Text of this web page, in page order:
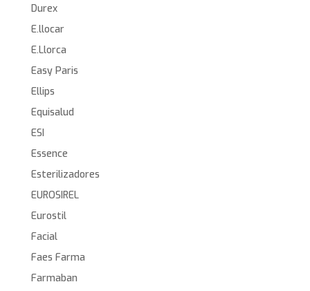
Durex
E.llocar
E.Llorca
Easy Paris
Ellips
Equisalud
ESI
Essence
Esterilizadores
EUROSIREL
Eurostil
Facial
Faes Farma
Farmaban